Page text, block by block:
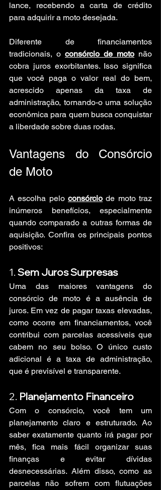
lance, recebendo a carta de crédito
para adquirir a moto desejada.
Diferente de financiamentos
tradicionais, o consórcio de moto não
cobra juros exorbitantes. Isso significa
que você paga o valor real do bem,
acrescido apenas da taxa de
administração, tornando-o uma solução
econômica para quem busca conquistar
a liberdade sobre duas rodas.
Vantagens do Consórcio
de Moto
A escolha pelo consórcio de moto traz
inúmeros benefícios, especialmente
quando comparado a outras formas de
aquisição. Confira os principais pontos
positivos:
1. Sem Juros Surpresas
Uma das maiores vantagens do
consórcio de moto é a ausência de
juros. Em vez de pagar taxas elevadas,
como ocorre em financiamentos, você
contribui com parcelas acessíveis que
cabem no seu bolso. O único custo
adicional é a taxa de administração,
que é previsível e transparente.
2. Planejamento Financeiro
Com o consórcio, você tem um
planejamento claro e estruturado. Ao
saber exatamente quanto irá pagar por
mês, fica mais fácil organizar suas
finanças e evitar dívidas
desnecessárias. Além disso, como as
parcelas não sofrem com flutuações